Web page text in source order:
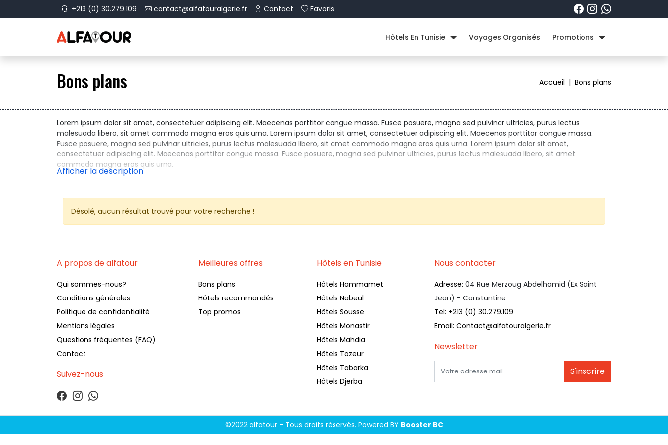
+213 (0) 30.279.109 contact@alfatouralgerie.fr Contact Favoris
Hôtels En Tunisie Voyages Organisés Promotions
Accueil | Bons plans
Bons plans
Lorem ipsum dolor sit amet, consectetuer adipiscing elit. Maecenas porttitor congue massa. Fusce posuere, magna sed pulvinar ultricies, purus lectus
malesuada libero, sit amet commodo magna eros quis urna. Lorem ipsum dolor sit amet, consectetuer adipiscing elit. Maecenas porttitor congue massa.
Fusce posuere, magna sed pulvinar ultricies, purus lectus malesuada libero, sit amet commodo magna eros quis urna. Lorem ipsum dolor sit amet,
consectetuer adipiscing elit. Maecenas porttitor congue massa. Fusce posuere, magna sed pulvinar ultricies, purus lectus malesuada libero, sit amet
commodo magna eros quis urna.
Désolé, aucun résultat trouvé pour votre recherche !
A propos de alfatour
Qui sommes-nous?
Conditions générales
Politique de confidentialité
Mentions légales
Questions fréquentes (FAQ)
Contact
Suivez-nous
Meilleures offres
Bons plans
Hôtels recommandés
Top promos
Hôtels en Tunisie
Hôtels Hammamet
Hôtels Nabeul
Hôtels Sousse
Hôtels Monastir
Hôtels Mahdia
Hôtels Tozeur
Hôtels Tabarka
Hôtels Djerba
Nous contacter
Adresse: 04 Rue Merzoug Abdelhamid (Ex Saint
Jean) - Constantine
Tel: +213 (0) 30.279.109
Email: Contact@alfatouralgerie.fr
Newsletter
S'inscrire
©2022 alfatour - Tous droits réservés. Powered BY Booster BC